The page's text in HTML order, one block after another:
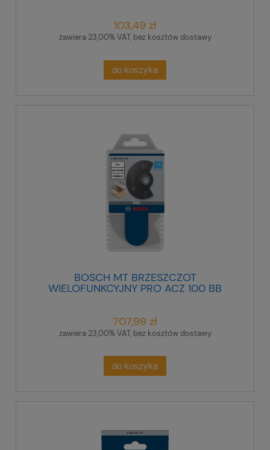
103,49 zł
zawiera 23,00% VAT, bez kosztów dostawy
do koszyka
BOSCH MT BRZESZCZOT
WIELOFUNKCYJNY PRO ACZ 100 BB
707,99 zł
zawiera 23,00% VAT, bez kosztów dostawy
do koszyka